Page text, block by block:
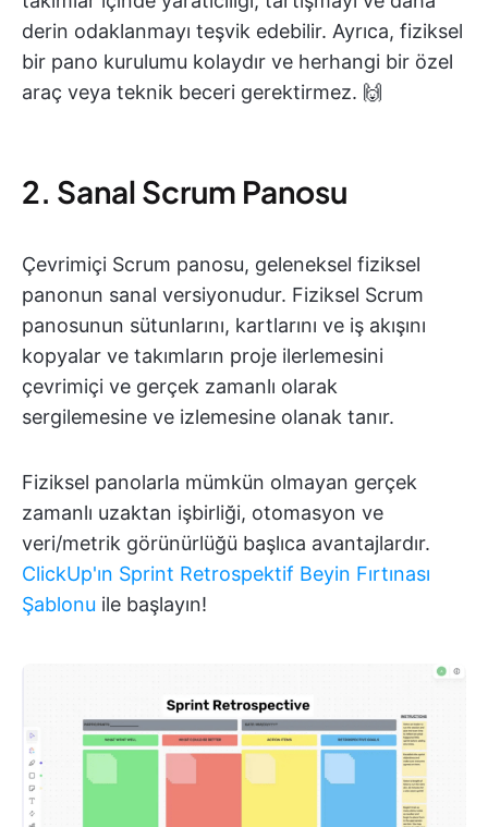
derin odaklanmayı teşvik edebilir. Ayrıca, fiziksel
bir pano kurulumu kolaydır ve herhangi bir özel
araç veya teknik beceri gerektirmez. 🙌
2. Sanal Scrum Panosu
Çevrimiçi Scrum panosu, geleneksel fiziksel
panonun sanal versiyonudur. Fiziksel Scrum
panosunun sütunlarını, kartlarını ve iş akışını
kopyalar ve takımların proje ilerlemesini
çevrimiçi ve gerçek zamanlı olarak
sergilemesine ve izlemesine olanak tanır.
Fiziksel panolarla mümkün olmayan gerçek
zamanlı uzaktan işbirliği, otomasyon ve
veri/metrik görünürlüğü başlıca avantajlardır.
ClickUp'ın Sprint Retrospektif Beyin Fırtınası
Şablonu ile başlayın!